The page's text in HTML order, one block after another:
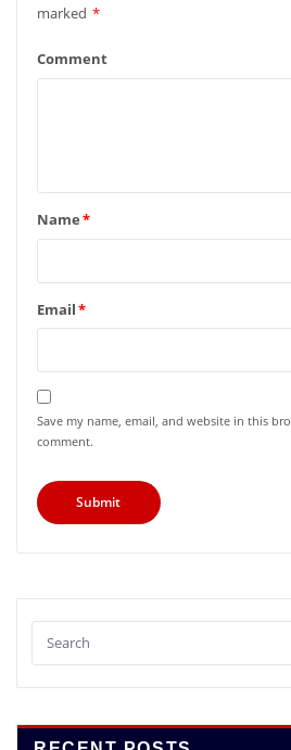
marked *
Comment
Name*
Email*
Save my name, email, and website in this
comment.